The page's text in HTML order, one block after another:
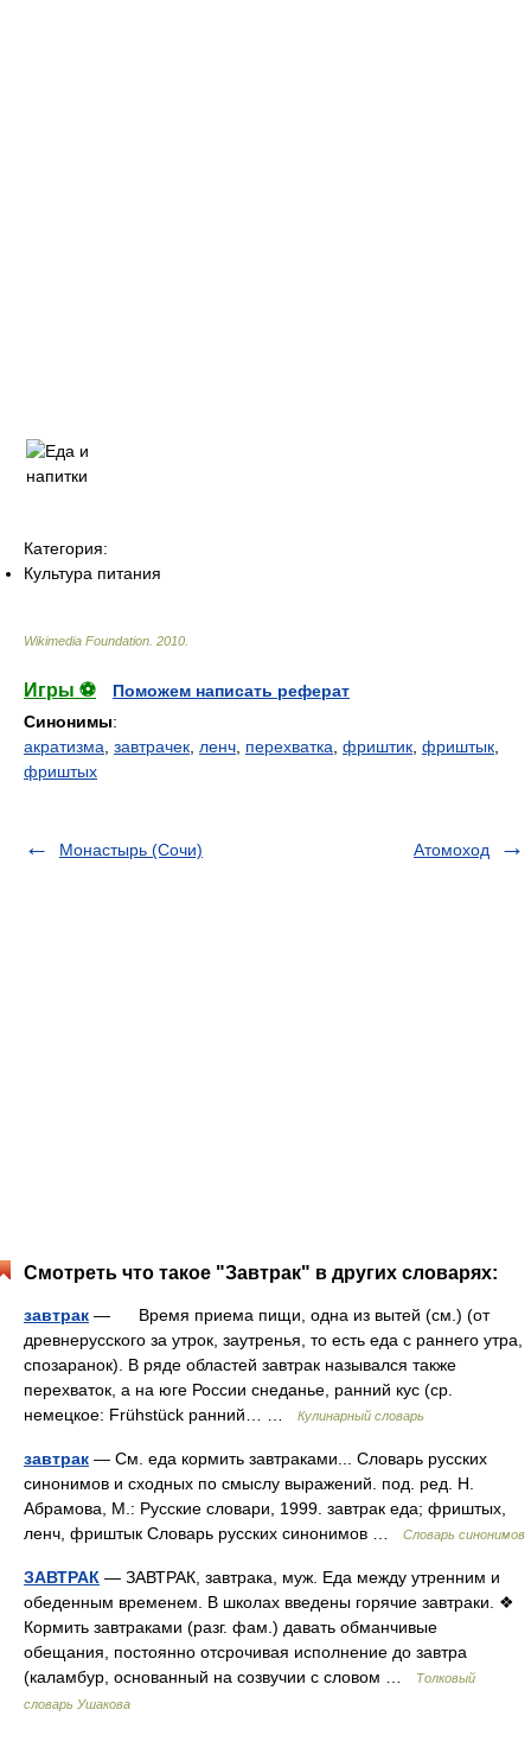
Категория:
Культура питания
Wikimedia Foundation 2010
Игры ⚽
Поможем написать реферат
Синонимы:
акратизма, завтрачек, ленч, перехватка, фриштик, фриштык,
фриштых
Монастырь (Сочи) Атомоход
Смотреть что такое "Завтрак" в других словарях:
завтрак — Время приема пищи, одна из вытей (см.) (от
древнерусского за утрок, заутренья, то есть еда с раннего утра,
спозаранок). В ряде областей завтрак назывался также
перехваток, а на юге России снеданье, ранний кус (ср.
немецкое: Frühstück ранний… …
Кулинарный словарь
завтрак — См. еда кормить завтраками... Словарь русских
синонимов и сходных по смыслу выражений. под. ред. Н.
Абрамова, М.: Русские словари, 1999. завтрак еда; фриштых,
ленч, фриштык Словарь русских синонимов …
Словарь синонимов
ЗАВТРАК — ЗАВТРАК, завтрака, муж. Еда между утренним и
обеденным временем. В школах введены горячие завтраки. ❖
Кормить завтраками (разг. фам.) давать обманчивые
обещания, постоянно отсрочивая исполнение до завтра
(каламбур, основанный на созвучии с словом …
Толковый
словарь Ушакова